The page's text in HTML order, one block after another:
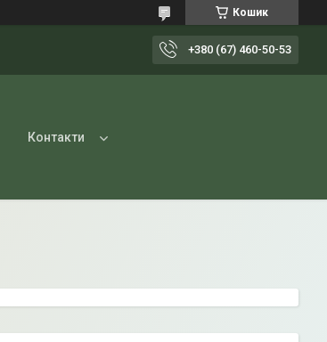
Кошик
+380 (67) 460-50-53
Контакти